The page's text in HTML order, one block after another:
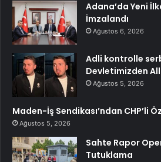
Adana’da Yeni
İmzalandı
Ağustos 6, 2026
Adli kontrolle
Devletimizden
Ağustos 5, 2026
Maden-İş Sendikası’ndan CHP’li
Ağustos 5, 2026
Sahte Rapor
Tutuklama